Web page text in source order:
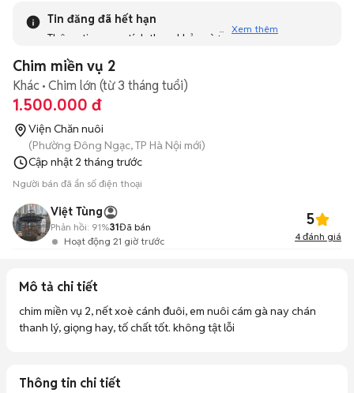
Tin đăng đã hết hạn
Thông tin mang tính tham khảo và bạn không thể liên hệ
tương tự khác dưới đây nhé!
Xem thêm
Chim miền vụ 2
Khác Chim lớn (từ 3 tháng tuổi)
1.500.000 đ
Viện Chăn nuôi
(Phường Đông Ngạc, TP Hà Nội mới)
Cập nhật 2 tháng trước
Người bán đã ẩn số điện thoại
Việt Tùng
Hoạt động 21 giờ trước
Phản hồi: 91%31Đã bán 5
4 đánh giá
Mô tả chi tiết
chim miền vụ 2, nết xoè cánh đuôi, em nuôi cám gà nay chán
thanh lý, giọng hay, tố chất tốt. không tật lỗi
Thông tin chi tiết